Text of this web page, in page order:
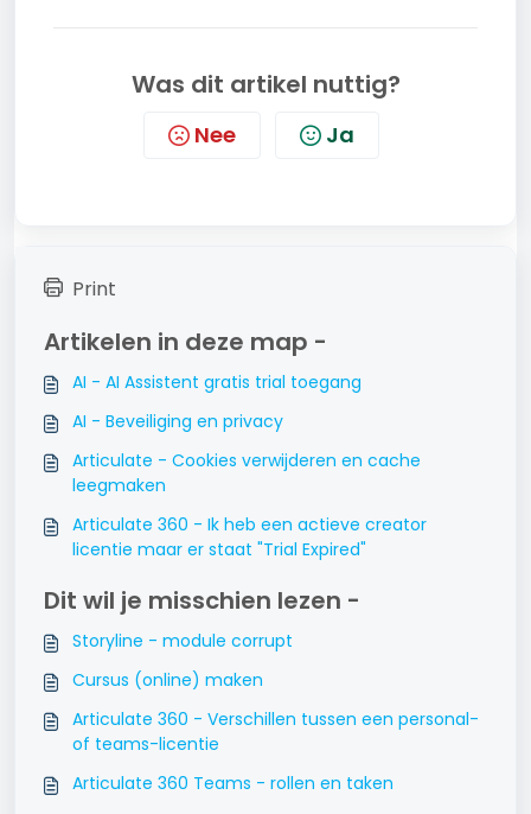
Was dit artikel nuttig?
Nee Ja
Print
Artikelen in deze map -
AI - AI Assistent gratis trial toegang
AI - Beveiliging en privacy
Articulate - Cookies verwijderen en cache
leegmaken
Articulate 360 - Ik heb een actieve creator
licentie maar er staat "Trial Expired"
Dit wil je misschien lezen -
Storyline - module corrupt
Cursus (online) maken
Articulate 360 - Verschillen tussen een personal-
of teams-licentie
Articulate 360 Teams - rollen en taken